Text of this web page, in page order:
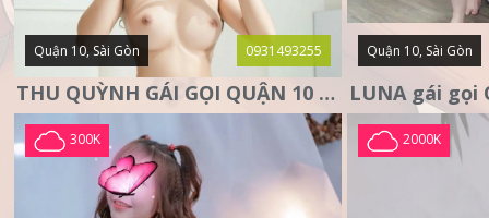
Quận 10, Sài Gòn 0931493255
THU QUỲNH GÁI GỌI QUẬN 10 – MẶT XINH DA TRẮNG – SANG
Quận 10, Sài Gòn
300K 2000K